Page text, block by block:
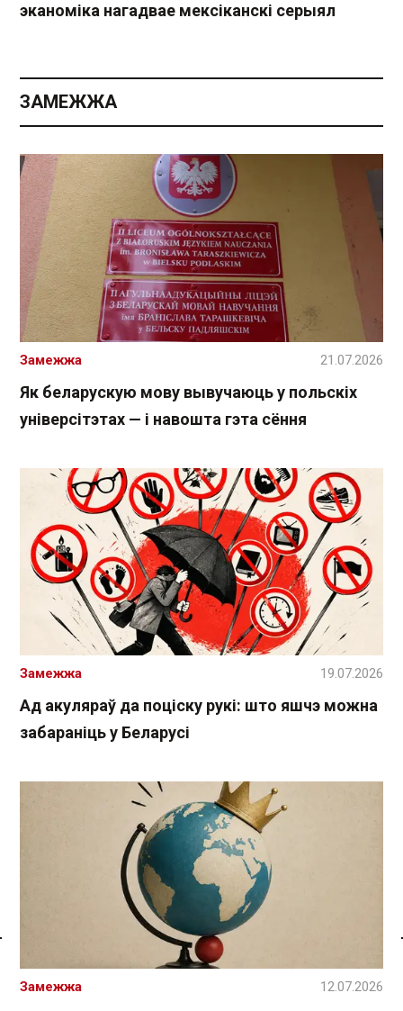
эканоміка нагадвае мексіканскі серыял
ЗАМЕЖЖА
Як беларускую мову вывучаюць у польскіх
універсітэтах — і навошта гэта сёння
Замежжа 21.07.2026
Ад акуляраў да поціску рукі: што яшчэ можна
забараніць у Беларусі
Замежжа 19.07.2026
Замежжа 12.07.2026